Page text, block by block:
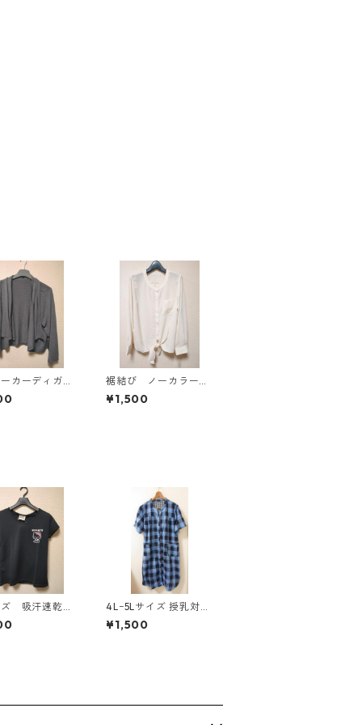
ーカーディガ
グレー K
裾結び ノーカラーブ
ラウス ３Ｌ アイボ
リー KAE-4813
¥1,500
ズ 吸汗速乾
・消臭 ハロ
ィ ドライメッ
4Lｰ5Lサイズ 授乳対応
チェック柄 半袖ルーム
ウェア マタニティ ブ
¥1,500